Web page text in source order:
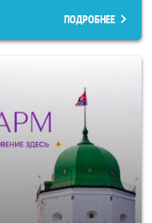
ПОДРОБНЕЕ